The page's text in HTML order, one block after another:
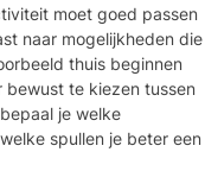
moet goed passen
naar mogelijkheden die
thuis beginnen
bewust te kiezen tussen
je welke
spullen je beter een